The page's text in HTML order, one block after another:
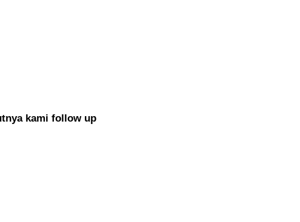
kami follow up